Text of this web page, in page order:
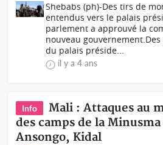
Shebabs (ph)-Des tirs de
entendus vers le palais
parlement a approuvé la
nouveau
du palais préside...
il y a 4 ans
Info
Mali : Attaques au
des camps de la Minusma
Ansongo, Kidal